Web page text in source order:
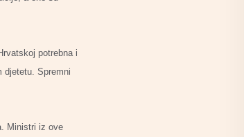
potrebna i
djetetu. Spremni
Ministri iz ove